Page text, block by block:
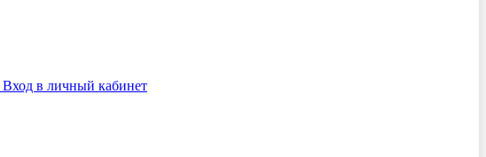
Вход в личный кабинет